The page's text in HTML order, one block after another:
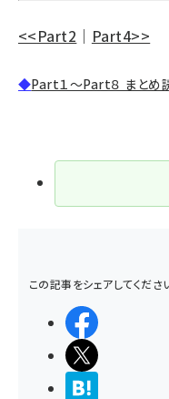
<<Part2 ｜ Part4>>
◆Part１～Part８ まとめ
この記事をシェアしてくださ